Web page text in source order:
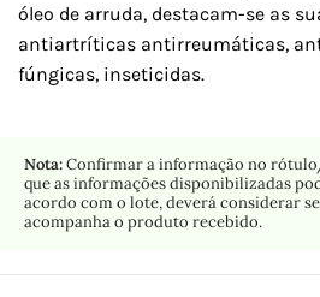
óleo de arruda, destacam-se as
antiartríticas antirreumáticas,
fúngicas, inseticidas.
Nota:Confirmar a informação no
que as informações disponibilizadas
acordo com o lote, deverá considerar
acompanha o produto recebido.